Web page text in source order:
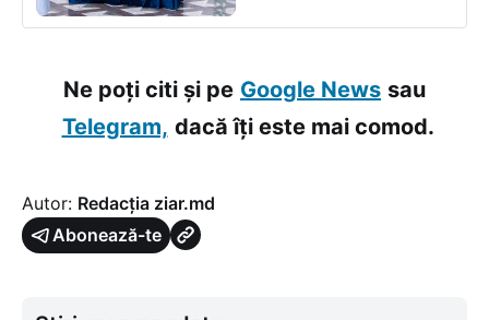
Ne poți citi și pe Google News sau
Telegram, dacă îți este mai comod.
Autor: Redacția ziar.md
Abonează-te